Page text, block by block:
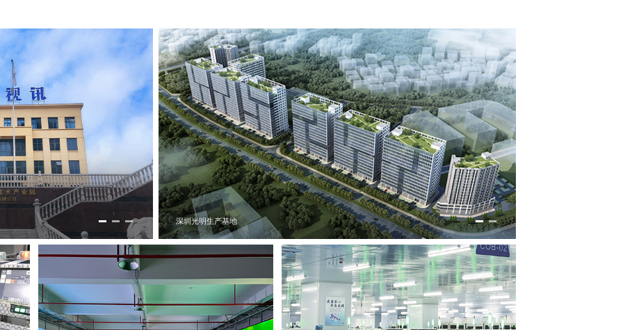
株洲生产基地
深圳光明生产基地